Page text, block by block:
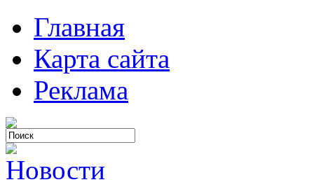
Главная
Карта сайта
Реклама